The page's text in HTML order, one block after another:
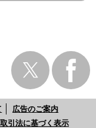
広告のご案内
引法に基づく表示